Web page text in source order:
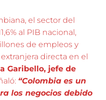
el sector del
al PIB nacional,
de empleos y
directa en el
Garibello, jefe de
“Colombia es un
los negocios debido